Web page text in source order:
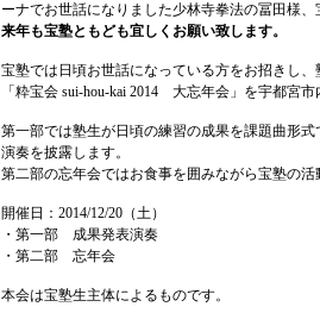
ーナでお世話になりました少林寺拳法の冨田様
来年も宝塾ともども宜しくお願い致します。
宝塾では日頃お世話になっている方をお招きし
「粋宝会 sui-hou-kai 2014 大忘年会」を宇都宮市
第一部では塾生が日頃の練習の成果を課題曲形
演奏を披露します。
第二部の忘年会ではお食事を囲みながら宝塾の
開催日：2014/12/20（土）
・第一部 成果発表演奏
・第二部 忘年会
本会は宝塾生主体によるものです。